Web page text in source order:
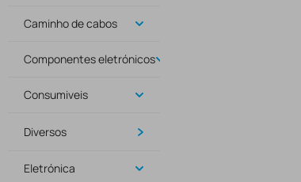
Caminho de cabos
Componentes eletrónicos
Consumiveis
Diversos
Eletrónica